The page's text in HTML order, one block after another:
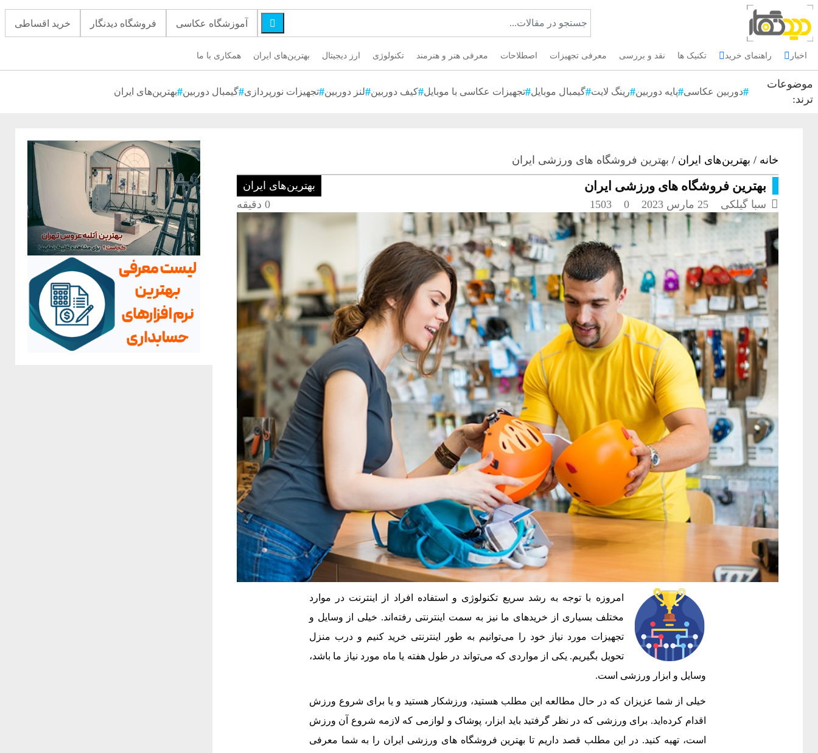
آموزشگاه عکاسی فروشگاه دیدنگار خرید اقساطی 
اخبار راهنمای خرید تکنیک ها نقد و بررسی معرفی تجهیزات اصطلاحات معرفی هنر و هنرمند تکنولوژی ارز دیجیتال بهترین‌های ایران همکاری با ما
موضوعات
ترند:
دوربین عکاسی پایه دوربین رینگ لایت گیمبال موبایل تجهیزات عکاسی با موبایل کیف دوربین لنز دوربین تجهیزات نورپردازی گیمبال دوربین بهترین‌های ایران
خانه / بهترین‌های ایران / بهترین فروشگاه های ورزشی ایران
بهترین فروشگاه های ورزشی ایران بهترین‌های ایران
 سبا گیلکی 25 مارس 2023 0
1503 0 دقیقه
امروزه با توجه به رشد سریع تکنولوژی و استفاده افراد از اینترنت در موارد
مختلف بسیاری از خریدهای ما نیز به سمت اینترنتی رفته‌اند. خیلی از وسایل و
تجهیزات مورد نیاز خود را می‌توانیم به طور اینترنتی خرید کنیم و درب منزل
تحویل بگیریم. یکی از مواردی که می‌تواند در طول هفته یا ماه مورد نیاز ما باشد،
وسایل و ابزار ورزشی است.
خیلی از شما عزیزان که در حال مطالعه این مطلب هستید، ورزشکار هستید و یا برای شروع ورزش
اقدام کرده‌اید. برای ورزشی که در نظر گرفتید باید ابزار، پوشاک و لوازمی که لازمه شروع آن ورزش
است، تهیه کنید. در این مطلب قصد داریم تا بهترین فروشگاه های ورزشی ایران را به شما معرفی